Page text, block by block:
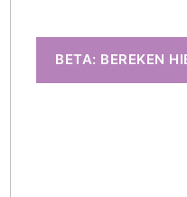
BETA: BEREKEN